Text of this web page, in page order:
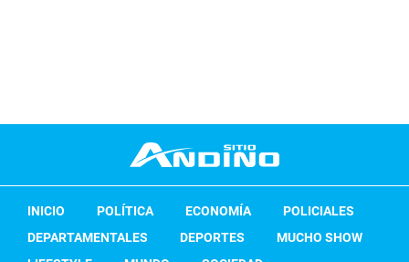
INICIO POLÍTICA ECONOMÍA
POLICIALES
DEPARTAMENTALES
DEPORTES
MUCHO SHOW